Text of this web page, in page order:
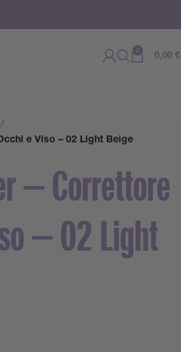
0 0,00 €
e Viso – 02 Light Beige
– Correttore
– 02 Light